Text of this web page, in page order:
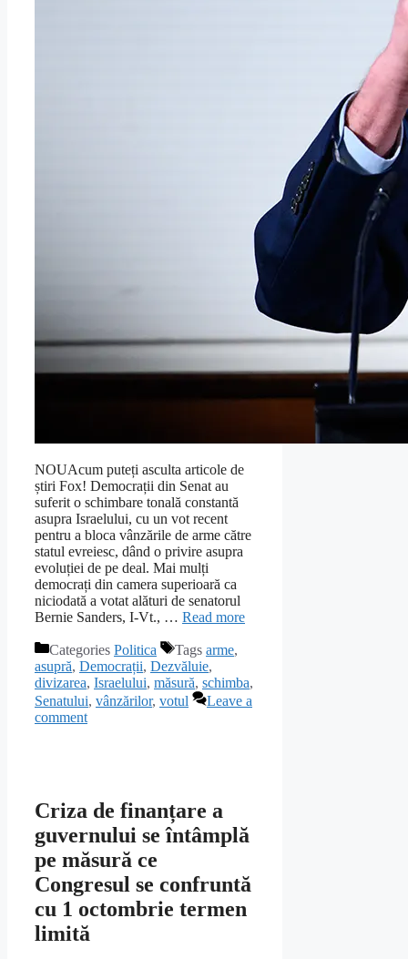
NOUAcum puteți asculta articole de
știri Fox! Democrații din Senat au
suferit o schimbare tonală constantă
asupra Israelului, cu un vot recent
pentru a bloca vânzările de arme către
statul evreiesc, dând o privire asupra
evoluției de pe deal. Mai mulți
democrați din camera superioară ca
niciodată a votat alături de senatorul
Bernie Sanders, I-Vt., … Read more
Categories Politica Tags arme,
asupră, Democrații, Dezvăluie,
divizarea, Israelului, măsură, schimba,
Senatului, vânzărilor, votul
Leave a
comment
Criza de finanțare a
guvernului se întâmplă
pe măsură ce
Congresul se confruntă
cu 1 octombrie termen
limită